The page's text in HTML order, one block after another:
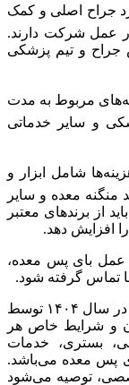
جراح اصلی و کمک
عمل شرکت دارند.
جراح و تیم پزشکی
مربوط به مدت
و سایر خدماتی
شامل ابزار و
معده و سایر
از برندهای معتبر
را افزایش دهد.
عمل بای پس معده،
تماس گرفته شود.
توسط
و شرایط خاص هر
بستری، خدمات
پس معده می‌باشد.
توصیه می‌شود